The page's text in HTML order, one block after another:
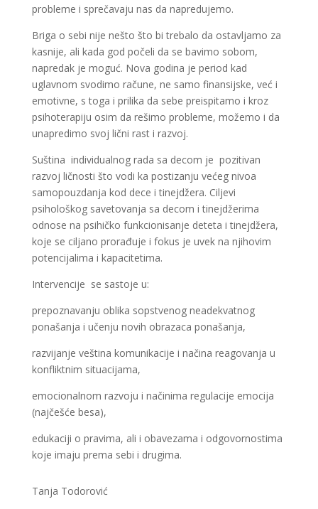
probleme i sprečavaju nas da napredujemo.
Briga o sebi nije nešto što bi trebalo da ostavljamo za
kasnije, ali kada god počeli da se bavimo sobom,
napredak je moguć. Nova godina je period kad
uglavnom svodimo račune, ne samo finansijske, već i
emotivne, s toga i prilika da sebe preispitamo i kroz
psihoterapiju osim da rešimo probleme, možemo i da
unapredimo svoj lični rast i razvoj.
Suština individualnog rada sa decom je pozitivan
razvoj ličnosti što vodi ka postizanju većeg nivoa
samopouzdanja kod dece i tinejdžera. Ciljevi
psihološkog savetovanja sa decom i tinejdžerima
odnose na psihičko funkcionisanje deteta i tinejdžera,
koje se ciljano prorađuje i fokus je uvek na njihovim
potencijalima i kapacitetima.
Intervencije se sastoje u:
prepoznavanju oblika sopstvenog neadekvatnog
ponašanja i učenju novih obrazaca ponašanja,
razvijanje veština komunikacije i načina reagovanja u
konfliktnim situacijama,
emocionalnom razvoju i načinima regulacije emocija
(najčešće besa),
edukaciji o pravima, ali i obavezama i odgovornostima
koje imaju prema sebi i drugima.
Tanja Todorović